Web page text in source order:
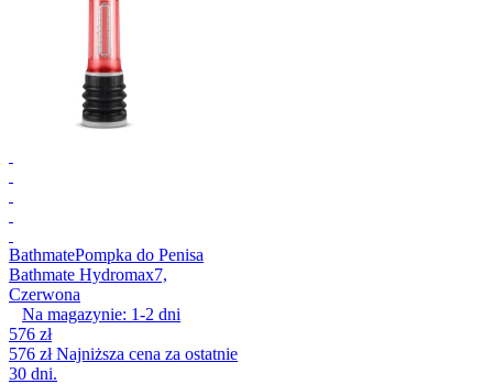
BathmatePompka do Penisa
Bathmate Hydromax7,
Czerwona
Na magazynie: 1-2 dni
576 zł
576 złNajniższa cena za ostatnie
30 dni.